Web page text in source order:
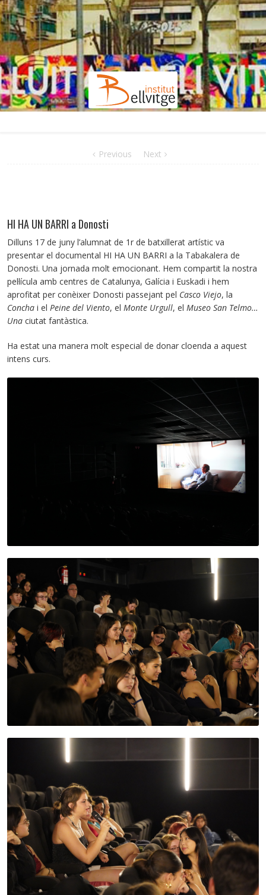
Previous Next
HI HA UN BARRI a Donosti
Dilluns 17 de juny l’alumnat de 1r de batxillerat artístic va
presentar el documental HI HA UN BARRI a la Tabakalera de
Donosti. Una jornada molt emocionant. Hem compartit la nostra
pel·lícula amb centres de Catalunya, Galícia i Euskadi i hem
aprofitat per conèixer Donosti passejant pel Casco Viejo, la
Concha i el Peine del Viento, el Monte Urgull, el Museo San Telmo…
Una ciutat fantàstica.
Ha estat una manera molt especial de donar cloenda a aquest
intens curs.